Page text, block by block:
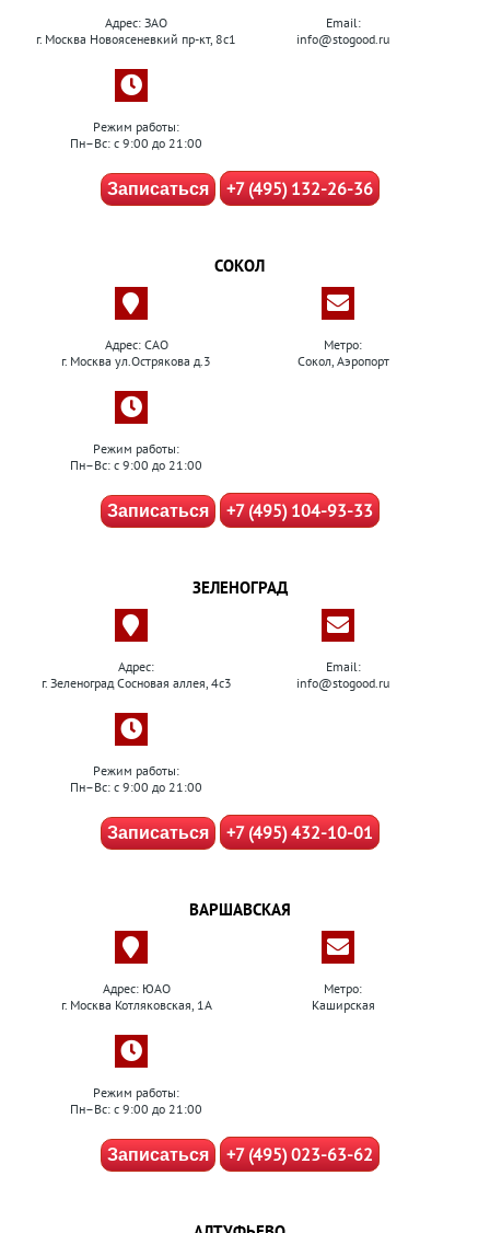
Адрес: ЗАО
г. Москва Новоясеневкий пр-кт, 8с1
Email:
info@stogood.ru
Режим работы:
Пн–Вс: с 9:00 до 21:00
Записаться +7 (495) 132-26-36
СОКОЛ
Адрес: САО
г. Москва ул.Острякова д.3
Метро:
Сокол, Аэропорт
Режим работы:
Пн–Вс: с 9:00 до 21:00
Записаться +7 (495) 104-93-33
ЗЕЛЕНОГРАД
Адрес:
г. Зеленоград Сосновая аллея, 4с3
Email:
info@stogood.ru
Режим работы:
Пн–Вс: с 9:00 до 21:00
Записаться +7 (495) 432-10-01
ВАРШАВСКАЯ
Адрес: ЮАО
г. Москва Котляковская, 1А
Метро:
Каширская
Режим работы:
Пн–Вс: с 9:00 до 21:00
Записаться +7 (495) 023-63-62